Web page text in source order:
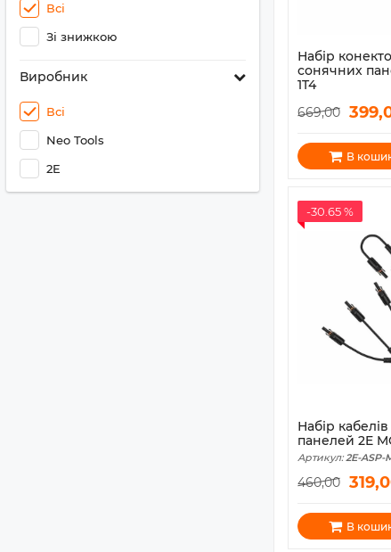
Всі
Зі знижкою
Виробник
Всі
Neo Tools
2E
Набір
сонячних
1T4
2E-ASP-
669,00
В
-30.65 %
Набір
панелей 2E
Артикул: 2E-ASP-
460,00
В